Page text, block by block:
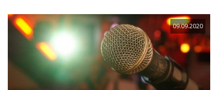
09.09.2020